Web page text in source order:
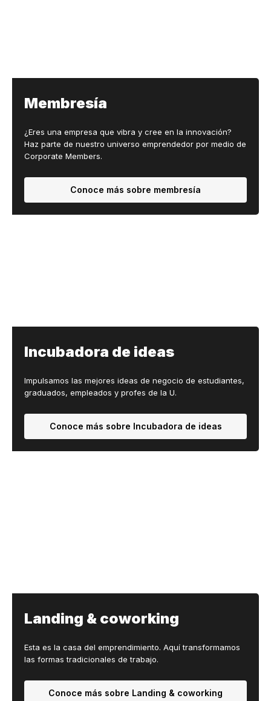
Membresía
¿Eres una empresa que vibra y cree en la innovación?
Haz parte de nuestro universo emprendedor por medio de
Corporate Members.
Conoce más sobre membresía
Incubadora de ideas
Impulsamos las mejores ideas de negocio de estudiantes,
graduados, empleados y profes de la U.
Conoce más sobre Incubadora de ideas
Landing & coworking
Esta es la casa del emprendimiento. Aquí transformamos
las formas tradicionales de trabajo.
Conoce más sobre Landing & coworking